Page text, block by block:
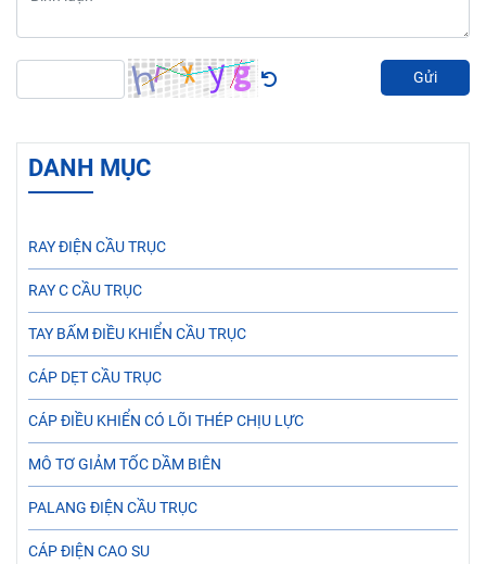
Gửi
DANH MỤC
RAY ĐIỆN CẦU TRỤC
RAY C CẦU TRỤC
TAY BẤM ĐIỀU KHIỂN CẦU TRỤC
CÁP DẸT CẦU TRỤC
CÁP ĐIỀU KHIỂN CÓ LÕI THÉP CHỊU LỰC
MÔ TƠ GIẢM TỐC DẦM BIÊN
PALANG ĐIỆN CẦU TRỤC
CÁP ĐIỆN CAO SU